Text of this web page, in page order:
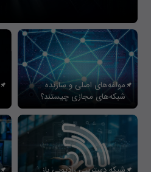
مولفه‌های اصلی و سازنده
شبکه‌های مجازی چیستند؟